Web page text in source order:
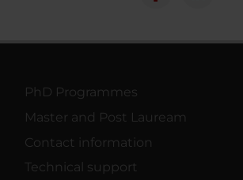
PhD Programmes
Master and Post Lauream
Contact information
Technical support